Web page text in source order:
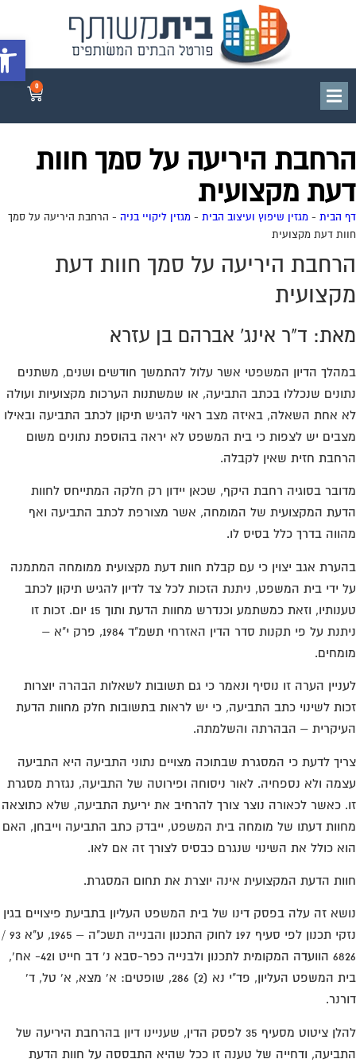
פתח
היריעה על סמך חוות
מקצועית
הבית- מגזין שיפוץ ועיצוב הבית- מגזין ליקויי בניה- הרחבת היריעה על סמך
דעת מקצועית
היריעה על סמך חוות דעת
ד"ר אינג' אברהם בן עזרא
הדיון המשפטי אשר עלול להתמשך חודשים ושנים, משתנים
שנכללו בכתב התביעה, או שמשתנות הערכות מקצועיות ועולה
אחת השאלה, באיזה מצב ראוי להגיש תיקון לכתב התביעה ובאילו
יש לצפות כי בית המשפט לא יראה בהוספת נתונים משום
חזית שאין לקבלה.
בסוגיה רחבת היקף, שכאן יידון רק חלקה המתייחס לחוות
המקצועית של המומחה, אשר מצורפת לכתב התביעה ואף
בדרך כלל בסיס לו.
אגב יצוין כי עם קבלת חוות דעת מקצועית ממומחה המתמנה
ידי בית המשפט, ניתנת הזכות לכל צד לדיון להגיש תיקון לכתב
טענותיו, וזאת כמשתמע וכנדרש מחוות הדעת ותוך 15 יום. זכות זו
ניתנת על פי תקנות סדר הדין האזרחי תשמ"ד 1984, פרק י"א –
הערה זו נוסיף ונאמר כי גם תשובות לשאלות הבהרה יוצרות
לשינוי כתב התביעה, כי יש לראות בתשובות חלק מחוות הדעת
– הבהרתה והשלמתה.
לדעת כי המסגרת שבתוכה מצויים נתוני התביעה היא התביעה
ולא נספחיה. לאור ניסוחה ופירוטה של התביעה, נגזרת מסגרת
כאשר לכאורה נוצר צורך להרחיב את יריעת התביעה, שלא כתוצאה
דעתו של מומחה בית המשפט, ייבדק כתב התביעה וייבחן, האם
כולל את השינוי שנגרם כבסיס לצורך זה אם לאו.
הדעת המקצועית אינה יוצרת את תחום המסגרת.
זה עלה בפסק דינו של בית המשפט העליון בתביעת פיצויים בגין
נזקי תכנון לפי סעיף 197 לחוק התכנון והבנייה תשכ"ה – 1965, ע"א 93 /
6826 הוועדה המקומית לתכנון ולבנייה כפר-סבא נ' דב חייט ו42- אח',
בית המשפט העליון, פד"י נא (2) 286, שופטים: א' מצא, א' טל, ד'
להלן ציטוט מסעיף 35 לפסק הדין, שעניינו דיון בהרחבת היריעה של
ודחייה של טענה זו ככל שהיא התבססה על חוות הדעת